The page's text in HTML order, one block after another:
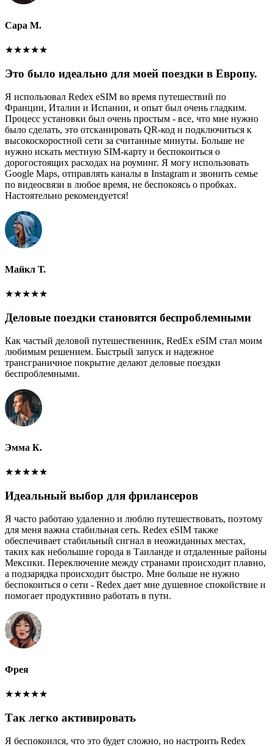
Сара М.
★★★★★
Это было идеально для моей поездки в Европу.
Я использовал Redex eSIM во время путешествий по
Франции, Италии и Испании, и опыт был очень гладким.
Процесс установки был очень простым - все, что мне нужно
было сделать, это отсканировать QR-код и подключиться к
высокоскоростной сети за считанные минуты. Больше не
нужно искать местную SIM-карту и беспокоиться о
дорогостоящих расходах на роуминг. Я могу использовать
Google Maps, отправлять каналы в Instagram и звонить семье
по видеосвязи в любое время, не беспокоясь о пробках.
Настоятельно рекомендуется!
Майкл Т.
★★★★★
Деловые поездки становятся беспроблемными
Как частый деловой путешественник, RedEx eSIM стал моим
любимым решением. Быстрый запуск и надежное
трансграничное покрытие делают деловые поездки
беспроблемными.
Эмма К.
★★★★★
Идеальный выбор для фрилансеров
Я часто работаю удаленно и люблю путешествовать, поэтому
для меня важна стабильная сеть. Redex eSIM также
обеспечивает стабильный сигнал в неожиданных местах,
таких как небольшие города в Таиланде и отдаленные районы
Мексики. Переключение между странами происходит плавно,
а подзарядка происходит быстро. Мне больше не нужно
беспокоиться о сети - Redex дает мне душевное спокойствие и
помогает продуктивно работать в пути.
Фрея
★★★★★
Так легко активировать
Я беспокоился, что это будет сложно, но настроить Redex